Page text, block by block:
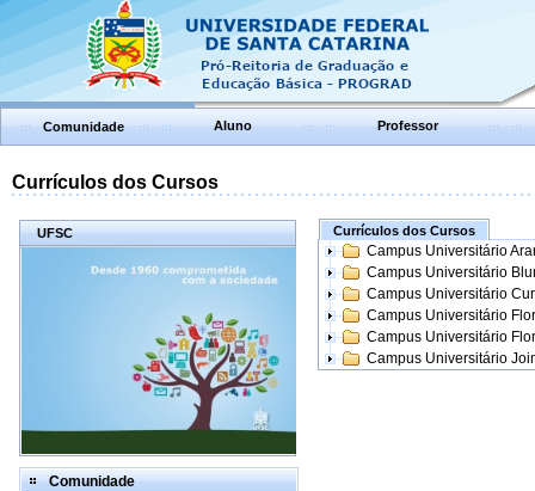
Comunidade Aluno Professor
Currículos dos Cursos
UFSC
Comunidade
Currículos dos Cursos
Campus Universitário
Campus Universitário
Campus Universitário
Campus Universitário
Campus Universitário
Campus Universitário